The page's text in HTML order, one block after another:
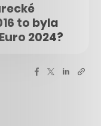
to byla
2024?